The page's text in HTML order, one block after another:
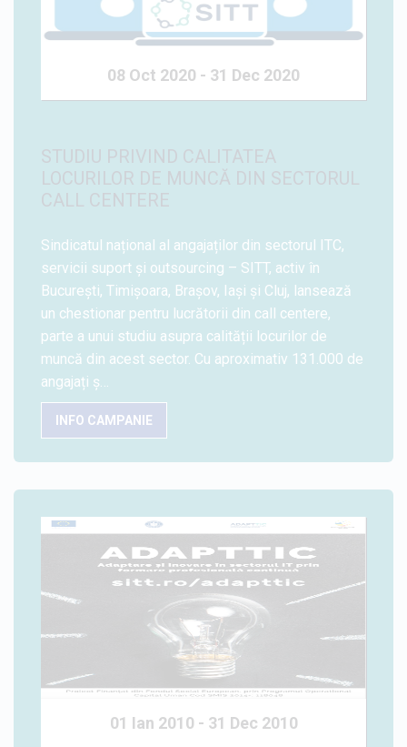
08 Oct 2020 - 31 Dec 2020
STUDIU PRIVIND CALITATEA
LOCURILOR DE MUNCĂ DIN SECTORUL
CALL CENTERE
Sindicatul național al angajaților din sectorul ITC,
servicii suport și outsourcing – SITT, activ în
București, Timișoara, Brașov, Iași și Cluj, lansează
un chestionar pentru lucrătorii din call centere,
parte a unui studiu asupra calității locurilor de
muncă din acest sector. Cu aproximativ 131.000 de
angajați ș…
INFO CAMPANIE
01 Ian 2010 - 31 Dec 2010